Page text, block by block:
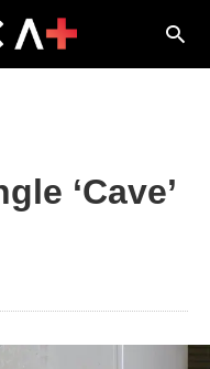
‘Cave’